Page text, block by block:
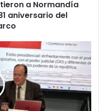
a Normandía
aniversario del